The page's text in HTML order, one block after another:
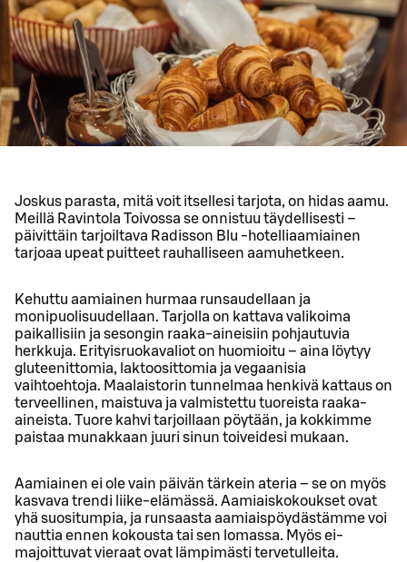
Joskus parasta, mitä voit itsellesi tarjota, on hidas aamu.
Meillä Ravintola Toivossa se onnistuu täydellisesti –
päivittäin tarjoiltava Radisson Blu -hotelliaamiainen
tarjoaa upeat puitteet rauhalliseen aamuhetkeen.
Kehuttu aamiainen hurmaa runsaudellaan ja
monipuolisuudellaan. Tarjolla on kattava valikoima
paikallisiin ja sesongin raaka-aineisiin pohjautuvia
herkkuja. Erityisruokavaliot on huomioitu – aina löytyy
gluteenittomia, laktoosittomia ja vegaanisia
vaihtoehtoja. Maalaistorin tunnelmaa henkivä kattaus on
terveellinen, maistuva ja valmistettu tuoreista raaka-
aineista. Tuore kahvi tarjoillaan pöytään, ja kokkimme
paistaa munakkaan juuri sinun toiveidesi mukaan.
Aamiainen ei ole vain päivän tärkein ateria – se on myös
kasvava trendi liike-elämässä. Aamiaiskokoukset ovat
yhä suositumpia, ja runsaasta aamiaispöydästämme voi
nauttia ennen kokousta tai sen lomassa. Myös ei-
majoittuvat vieraat ovat lämpimästi tervetulleita.